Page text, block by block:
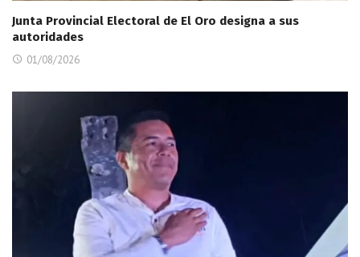
Junta Provincial Electoral de El Oro designa a sus
autoridades
01/08/2026